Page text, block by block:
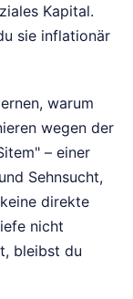
Kapital.
sie inflationär
warum
wegen der
– einer
Sehnsucht,
direkte
nicht
bleibst du